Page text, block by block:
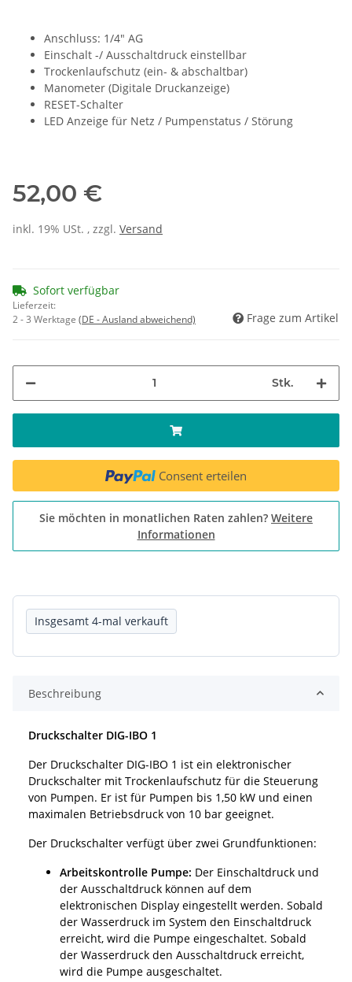
Anschluss: 1/4" AG
Einschalt -/ Ausschaltdruck einstellbar
Trockenlaufschutz (ein- & abschaltbar)
Manometer (Digitale Druckanzeige)
RESET-Schalter
LED Anzeige für Netz / Pumpenstatus / Störung
52,00 €
inkl. 19% USt. , zzgl. Versand
Sofort verfügbar
Lieferzeit:
2 - 3 Werktage (DE - Ausland abweichend) Frage zum Artikel
Stk.
Consent erteilen
Sie möchten in monatlichen Raten zahlen? Weitere
Informationen
Insgesamt 4-mal verkauft
Beschreibung
Druckschalter DIG-IBO 1
Der Druckschalter DIG-IBO 1 ist ein elektronischer
Druckschalter mit Trockenlaufschutz für die Steuerung
von Pumpen. Er ist für Pumpen bis 1,50 kW und einen
maximalen Betriebsdruck von 10 bar geeignet.
Der Druckschalter verfügt über zwei Grundfunktionen:
Arbeitskontrolle Pumpe: Der Einschaltdruck und
der Ausschaltdruck können auf dem
elektronischen Display eingestellt werden. Sobald
der Wasserdruck im System den Einschaltdruck
erreicht, wird die Pumpe eingeschaltet. Sobald
der Wasserdruck den Ausschaltdruck erreicht,
wird die Pumpe ausgeschaltet.